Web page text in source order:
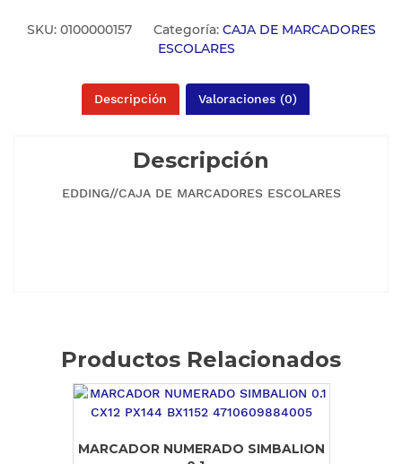
SKU: 0100000157 Categoría: CAJA DE MARCADORES
ESCOLARES
Descripción Valoraciones (0)
Descripción
EDDING//CAJA DE MARCADORES ESCOLARES
Productos Relacionados
MARCADOR NUMERADO SIMBALION